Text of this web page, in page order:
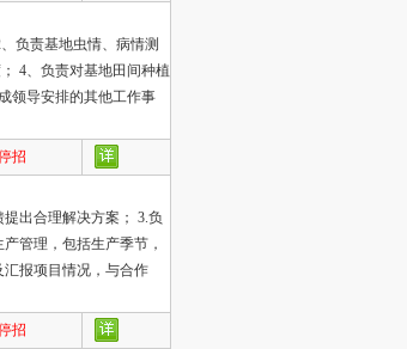
负责基地虫情、病情测
4、负责对基地田间种植
领导安排的其他工作事
招
出合理解决方案； 3.负
管理，包括生产季节，
报项目情况，与合作
招